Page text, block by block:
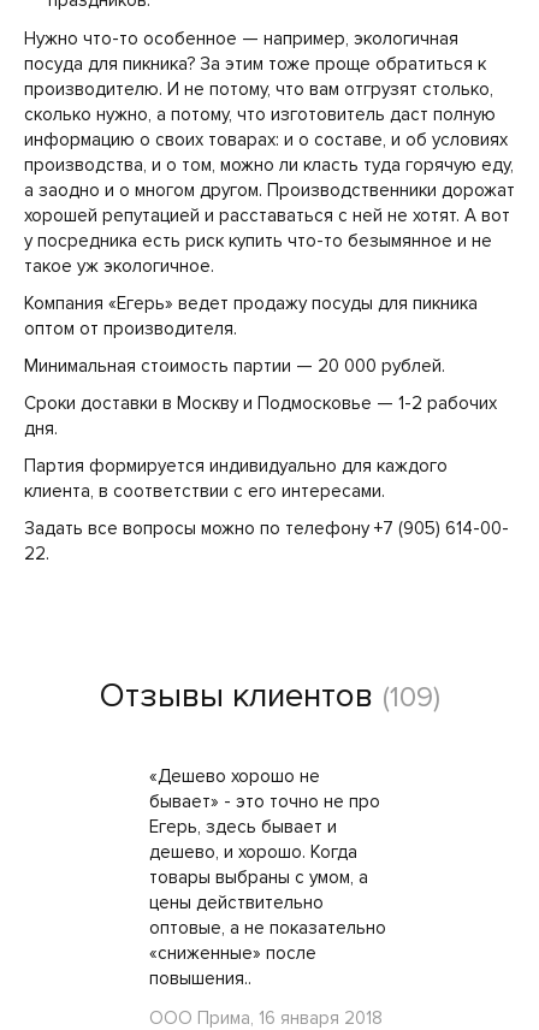
Нужно что-то особенное — например, экологичная
посуда для пикника? За этим тоже проще обратиться к
производителю. И не потому, что вам отгрузят столько,
сколько нужно, а потому, что изготовитель даст полную
информацию о своих товарах: и о составе, и об условиях
производства, и о том, можно ли класть туда горячую еду,
а заодно и о многом другом. Производственники дорожат
хорошей репутацией и расставаться с ней не хотят. А вот
у посредника есть риск купить что-то безымянное и не
такое уж экологичное.
Компания «Егерь» ведет продажу посуды для пикника
оптом от производителя.
Минимальная стоимость партии — 20 000 рублей.
Сроки доставки в Москву и Подмосковье — 1-2 рабочих
дня.
Партия формируется индивидуально для каждого
клиента, в соответствии с его интересами.
Задать все вопросы можно по телефону +7 (905) 614-00-
22.
Отзывы клиентов (109)
«Дешево хорошо не
бывает» - это точно не про
Егерь, здесь бывает и
дешево, и хорошо. Когда
товары выбраны с умом, а
цены действительно
оптовые, а не показательно
«сниженные» после
повышения..
ООО Прима, 16 января 2018